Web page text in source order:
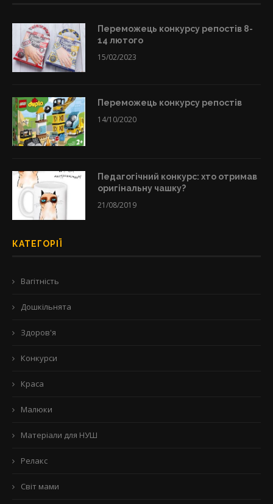
Переможець конкурсу репостів 8-
14 лютого
15/02/2023
Переможець конкурсу репостів
14/10/2020
Педагогічний конкурс: хто отримав
оригінальну чашку?
21/08/2019
КАТЕГОРІЇ
Вагітність
Дошкільнята
Здоров'я
Конкурси
Краса
Малюки
Матеріали для НУШ
Релакс
Світ мами